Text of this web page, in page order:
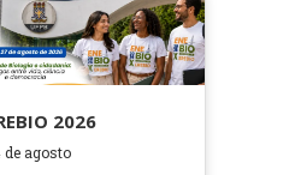
2026
agosto